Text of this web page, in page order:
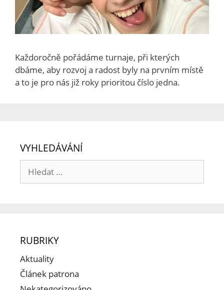
Každoročně pořádáme turnaje, při kterých
dbáme, aby rozvoj a radost byly na prvním místě
a to je pro nás již roky prioritou číslo jedna.
VYHLEDÁVÁNÍ
RUBRIKY
Aktuality
Článek patrona